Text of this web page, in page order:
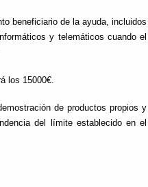
beneficiario de la ayuda, incluidos
y telemáticos cuando el
los 15000€.
de productos propios y
del límite establecido en el